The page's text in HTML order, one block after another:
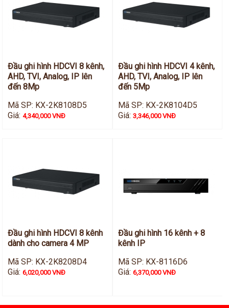
Đầu ghi hình HDCVI 8 kênh,
AHD, TVI, Analog, IP lên
đến 8Mp
Mã SP: KX-2K8108D5
Giá:4,340,000 VNĐ
Đầu ghi hình HDCVI 4 kênh,
AHD, TVI, Analog, IP lên
đến 5Mp
Mã SP: KX-2K8104D5
Giá: 3,346,000 VNĐ
Đầu ghi hình HDCVI 8 kênh
dành cho camera 4 MP
Mã SP: KX-2K8208D4
Giá:6,020,000 VNĐ
Đầu ghi hình 16 kênh + 8
kênh IP
Mã SP: KX-8116D6
Giá: 6,370,000 VNĐ